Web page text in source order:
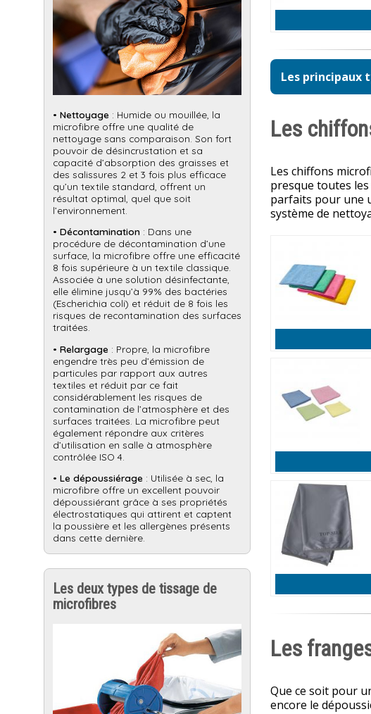
• Nettoyage : Humide ou mouillée, la
microfibre offre une qualité de
nettoyage sans comparaison. Son fort
pouvoir de désincrustation et sa
capacité d’absorption des graisses et
des salissures 2 et 3 fois plus efficace
qu’un textile standard, offrent un
résultat optimal, quel que soit
l’environnement.
• Décontamination : Dans une
procédure de décontamination d’une
surface, la microfibre offre une efficacité
8 fois supérieure à un textile classique.
Associée à une solution désinfectante,
elle élimine jusqu’à 99% des bactéries
(Escherichia coli) et réduit de 8 fois les
risques de recontamination des surfaces
traitées.
• Relargage : Propre, la microfibre
engendre très peu d’émission de
particules par rapport aux autres
textiles et réduit par ce fait
considérablement les risques de
contamination de l’atmosphère et des
surfaces traitées. La microfibre peut
également répondre aux critères
d’utilisation en salle à atmosphère
contrôlée ISO 4.
• Le dépoussiérage : Utilisée à sec, la
microfibre offre un excellent pouvoir
dépoussiérant grâce à ses propriétés
électrostatiques qui attirent et captent
la poussière et les allergènes présents
dans cette dernière.
Les deux types de tissage de
microfibres
Les principaux
Les
Les chiffons
presque toutes
parfaits pour une
système de
Les
Que ce soit pour
encore le